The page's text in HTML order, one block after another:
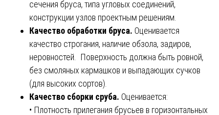
сечения бруса, типа угловых соединений,
конструкции узлов проектным решениям.
Качество обработки бруса. Оценивается
качество строгания, наличие обзола, задиров,
неровностей. Поверхность должна быть ровной,
без смоляных кармашков и выпадающих сучков
(для высоких сортов).
Качество сборки сруба. Оценивается:
• Плотность прилегания брусьев в горизонтальных